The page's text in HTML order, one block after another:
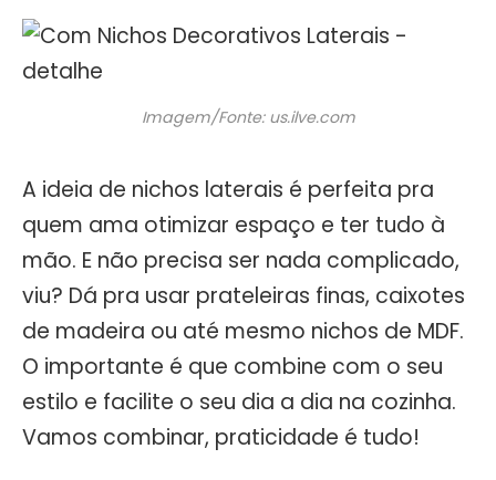
Imagem/Fonte: us.ilve.com
A ideia de nichos laterais é perfeita pra
quem ama otimizar espaço e ter tudo à
mão. E não precisa ser nada complicado,
viu? Dá pra usar prateleiras finas, caixotes
de madeira ou até mesmo nichos de MDF.
O importante é que combine com o seu
estilo e facilite o seu dia a dia na cozinha.
Vamos combinar, praticidade é tudo!